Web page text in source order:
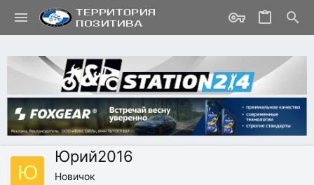
Ю
Юрий2016
Новичок